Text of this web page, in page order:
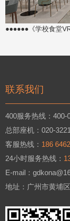
●●●●●●《学校食堂
联系我们
400服务热线：400-
总部座机：020-
客服热线： 186
24小时服务热线：
E-mail：
地址：广州市黄埔